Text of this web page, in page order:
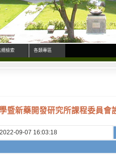
規檢索 各類專區
暨新藥開發研究所課程委員會
2022-09-07 16:03:18